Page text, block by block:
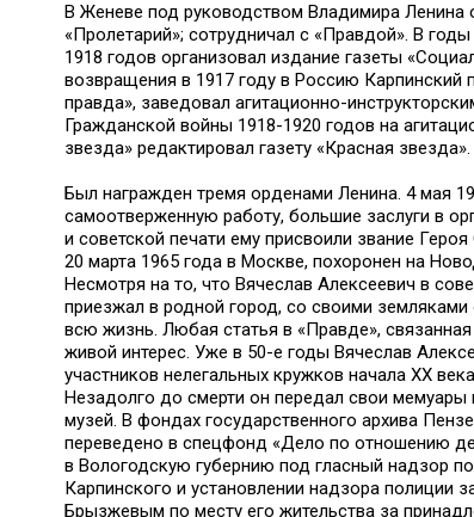
В Женеве под руководством Владимира Ленина
«Пролетарий»; сотрудничал с «Правдой». В
1918 годов организовал издание газеты
возвращения в 1917 году в Россию Карпинский
правда», заведовал агитационно-
Гражданской войны 1918-1920 годов на
звезда» редактировал газету «Красная звезда».
Был награжден тремя орденами Ленина. 4 мая
самоотверженную работу, большие заслуги в
и советской печати ему присвоили звание
20 марта 1965 года в Москве, похоронен на
Несмотря на то, что Вячеслав Алексеевич в
приезжал в родной город, со своими
всю жизнь. Любая статья в «Правде»,
живой интерес. Уже в 50-е годы Вячеслав
участников нелегальных кружков начала XX
Незадолго до смерти он передал свои мемуары
музей. В фондах государственного архива
переведено в спецфонд «Дело по отношению
в Вологодскую губернию под гласный надзор
Карпинского и установлении надзора полиции
Брызжевым по месту его жительства за